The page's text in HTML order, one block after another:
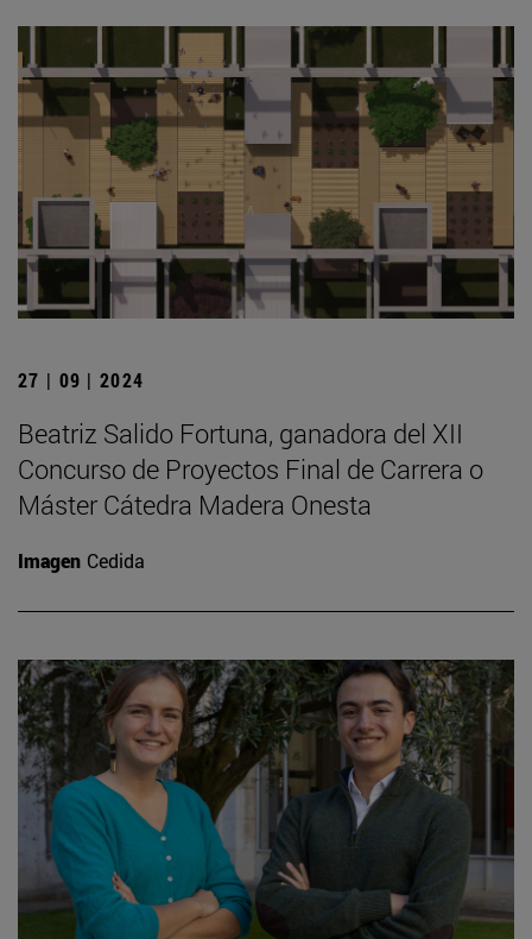
27 | 09 | 2024
Beatriz Salido Fortuna, ganadora del XII
Concurso de Proyectos Final de Carrera o
Máster Cátedra Madera Onesta
Imagen Cedida